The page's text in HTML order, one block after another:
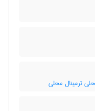
ترمینال محلی